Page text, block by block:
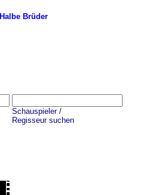
Halbe Brüder
Schauspieler /
Regisseur suchen